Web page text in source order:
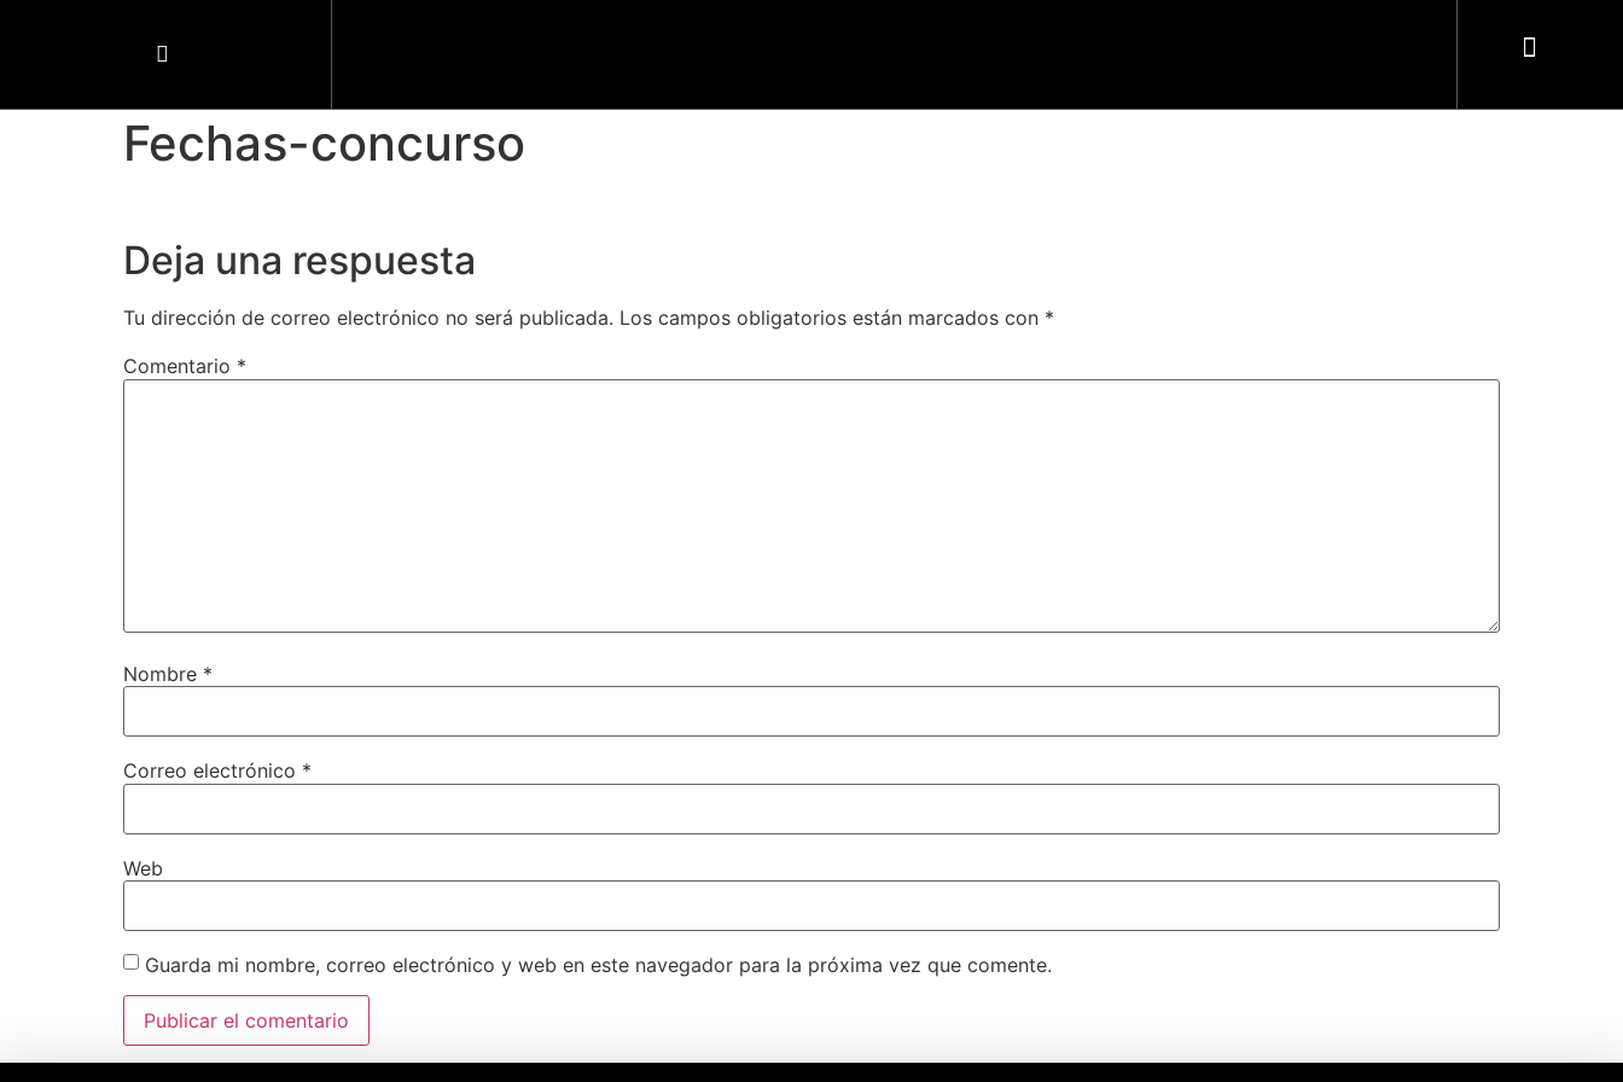
Fechas-concurso
Deja una respuesta
Tu dirección de correo electrónico no será publicada. Los campos obligatorios están marcados con *
Comentario *
Nombre *
Correo electrónico *
Web
Guarda mi nombre, correo electrónico y web en este navegador para la próxima vez que comente.